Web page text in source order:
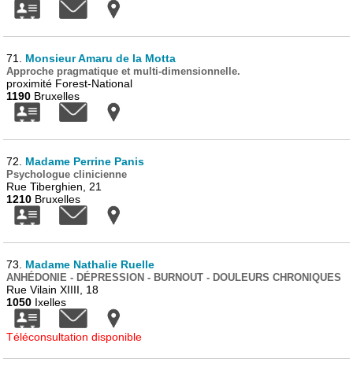
71. Monsieur Amaru de la Motta
Approche pragmatique et multi-dimensionnelle.
proximité Forest-National
1190 Bruxelles
72. Madame Perrine Panis
Psychologue clinicienne
Rue Tiberghien, 21
1210 Bruxelles
73. Madame Nathalie Ruelle
ANHÉDONIE - DÉPRESSION - BURNOUT - DOULEURS CHRONIQUES
Rue Vilain XIIII, 18
1050 Ixelles
Téléconsultation disponible